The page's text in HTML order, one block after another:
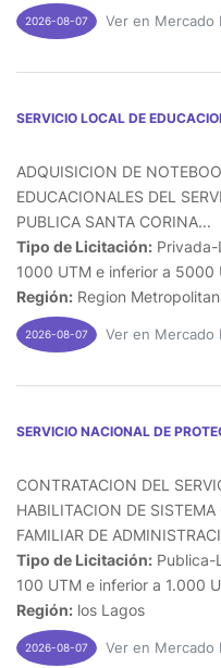
2026-08-07 Ver en Mercado
SERVICIO LOCAL DE
ADQUISICION DE
EDUCACIONALES DEL
PUBLICA SANTA CORINA...
Tipo de Licitación:
1000 UTM e inferior a 5000
Región: Region
2026-08-07 Ver en Mercado
SERVICIO NACIONAL DE
CONTRATACION DEL
HABILITACION DE
FAMILIAR DE
Tipo de Licitación: Publica-
100 UTM e inferior a 1.000
Región: los Lagos
2026-08-07 Ver en Mercado